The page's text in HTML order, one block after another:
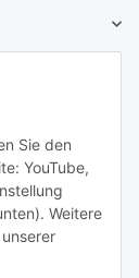
Sie den
YouTube,
Weitere